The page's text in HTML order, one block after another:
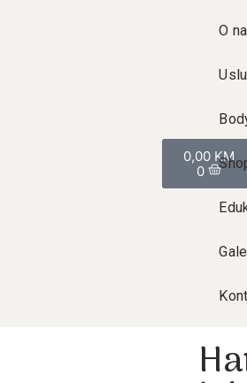
0,00 KM
0
O